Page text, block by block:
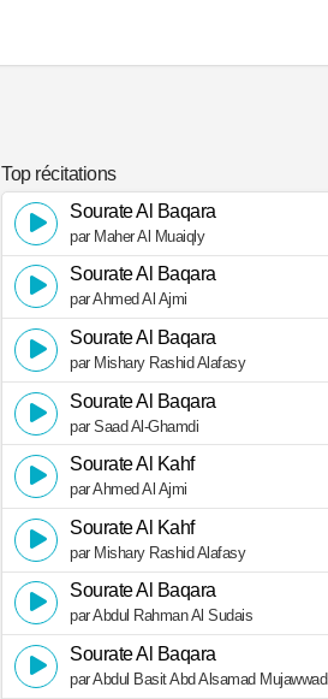
Top récitations
Sourate Al Baqara
par Maher Al Muaiqly
Sourate Al Baqara
par Ahmed Al Ajmi
Sourate Al Baqara
par Mishary Rashid Alafasy
Sourate Al Baqara
par Saad Al-Ghamdi
Sourate Al Kahf
par Ahmed Al Ajmi
Sourate Al Kahf
par Mishary Rashid Alafasy
Sourate Al Baqara
par Abdul Rahman Al Sudais
Sourate Al Baqara
par Abdul Basit Abd Alsamad Mujawwad